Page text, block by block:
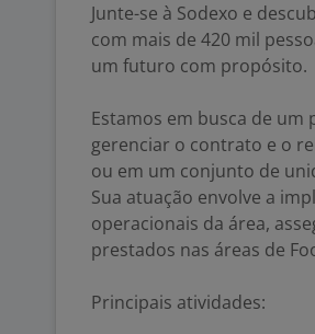
Junte-se à Sodexo e
com mais de 420 mil
um futuro com propósito.
Estamos em busca de
gerenciar o contrato e o
ou em um conjunto de
Sua atuação envolve a
operacionais da área,
prestados nas áreas de
Principais atividades: